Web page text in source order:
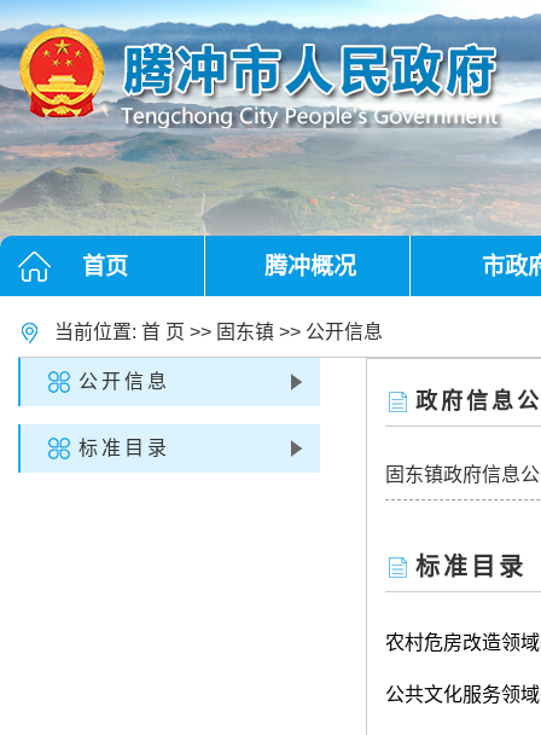
首页 腾冲概况 市政
当前位置: 首 页 >> 固东镇 >> 公开信息
政府信息
固东镇政府信息
标准目录
农村危房改造领
公共文化服务领
公开信息
标准目录